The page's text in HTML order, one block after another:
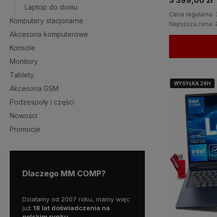
Laptop do domu
Komputery stacjonarne
Akcesoria komputerowe
Konsole
Monitory
Tablety
Akcesoria GSM
Podzespoły i części
Nowości
Promocje
Dlaczego MM COMP?
Działamy od 2007 roku, mamy więc
już 18 lat doświadczenia na
Wszystkie nasze produkty
gwaracją, a nasz
Cena regularna:
Najniższa cena:
WYSYŁKA 24H
WYSYŁKA 24H